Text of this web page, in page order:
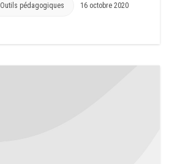
Outils pédagogiques 16 octobre 2020